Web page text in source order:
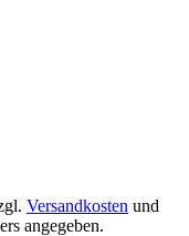
Versandkosten und
angegeben.